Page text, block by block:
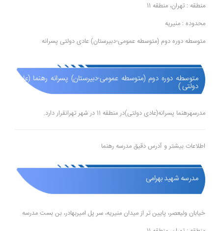
منطقه : تهران، منطقه 11
محدوده : منیریه
متوسطه دوره دوم (متوسطه عمومی-دبیرستان) عادی دولتی پسرانه
متوسطه دوره دوم (متوسطه عمومی-دبیرستان) پسرانه رهنما (عادی
دولتی )
مدرسهرهنما پسرانه(عادی دولتی)در منطقه 11 در شهر تهرانقرار دارد.
اطلاعات بیشتر و آدرس دقیق مدرسه رهنما
مدرسه شهید بهرامی
خیابان ولیعصر، پایین تر از میدان منیریه، سر پل امیربهادر، بن بست مدرسه